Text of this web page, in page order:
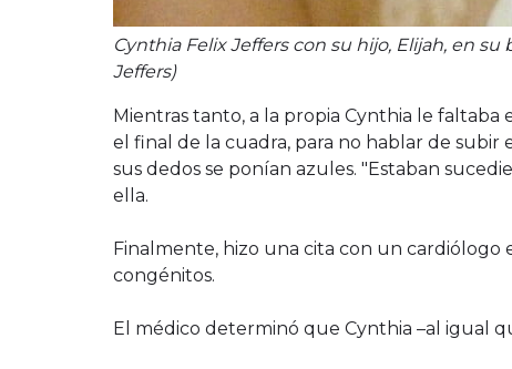
Cynthia Felix Jeffers con su hijo, Elijah, en
Jeffers)
Mientras tanto, a la propia Cynthia le faltaba
el final de la cuadra, para no hablar de subir
sus dedos se ponían azules. "Estaban
ella.
Finalmente, hizo una cita con un cardiólogo
congénitos.
El médico determinó que Cynthia –al igual